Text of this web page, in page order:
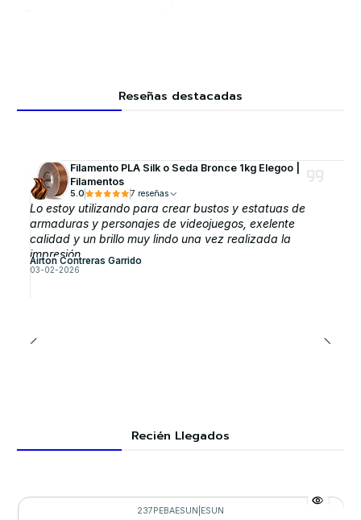
Reseñas destacadas
Filamento PLA Silk o Seda Bronce 1kg Elegoo |
Filamentos
5.0 7 reseñas
Lo estoy utilizando para crear bustos y estatuas de
armaduras y personajes de videojuegos, exelente
calidad y un brillo muy lindo una vez realizada la
impresión
Airton Contreras Garrido
03-02-2026
Recién Llegados
237PEBAESUN ESUN